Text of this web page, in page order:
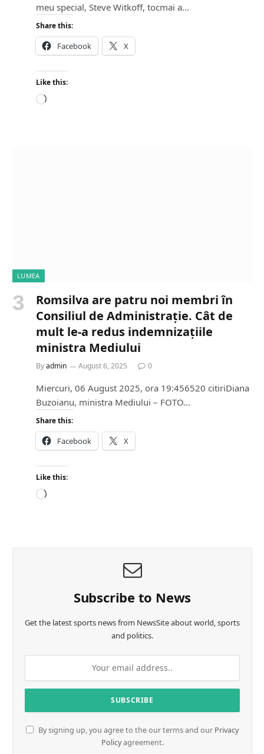
meu special, Steve Witkoff, tocmai a…
Share this:
Facebook X
Like this:
L
LUMEA
Romsilva are patru noi membri în
Consiliul de Administrație. Cât de
mult le-a redus indemnizațiile
ministra Mediului
Byadmin August 6, 2025 0
Miercuri, 06 August 2025, ora 19:456520 citiriDiana
Buzoianu, ministra Mediului – FOTO…
Share this:
Facebook X
Like this:
L
Subscribe to News
Get the latest sports news from NewsSite about world, sports
and politics.
By signing up, you agree to the our terms and our Privacy
Policyagreement.